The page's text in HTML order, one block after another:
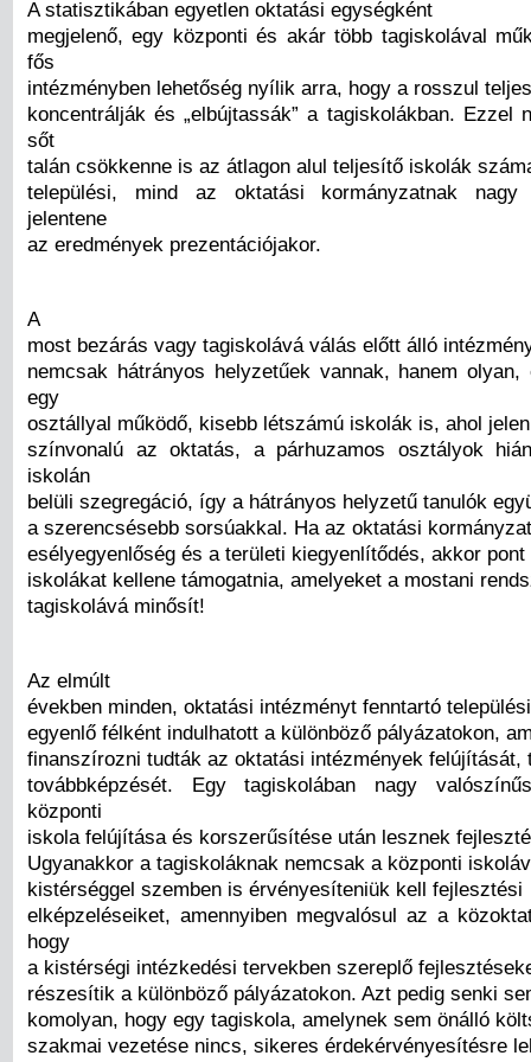
A statisztikában egyetlen oktatási egységként
megjelenő, egy központi és akár több tagiskolával
fős
intézményben lehetőség nyílik arra, hogy a rosszul
koncentrálják és „elbújtassák” a tagiskolákban. Ezzel
sőt
talán csökkenne is az átlagon alul teljesítő iskolák
települési, mind az oktatási kormányzatnak nagy
jelentene
az eredmények prezentációjakor.
A
most bezárás vagy tagiskolává válás előtt álló
nemcsak hátrányos helyzetűek vannak, hanem olyan,
egy
osztállyal működő, kisebb létszámú iskolák is, ahol
színvonalú az oktatás, a párhuzamos osztályok
iskolán
belüli szegregáció, így a hátrányos helyzetű tanulók
a szerencsésebb sorsúakkal. Ha az oktatási
esélyegyenlőség és a területi kiegyenlítődés, akkor
iskolákat kellene támogatnia, amelyeket a mostani
tagiskolává minősít!
Az elmúlt
években minden, oktatási intézményt fenntartó
egyenlő félként indulhatott a különböző pályázatokon,
finanszírozni tudták az oktatási intézmények felújítását,
továbbképzését. Egy tagiskolában nagy
központi
iskola felújítása és korszerűsítése után lesznek
Ugyanakkor a tagiskoláknak nemcsak a központi
kistérséggel szemben is érvényesíteniük kell fejlesztési
elképzeléseiket, amennyiben megvalósul az a
hogy
a kistérségi intézkedési tervekben szereplő
részesítik a különböző pályázatokon. Azt pedig senki
komolyan, hogy egy tagiskola, amelynek sem önálló
szakmai vezetése nincs, sikeres érdekérvényesítésre